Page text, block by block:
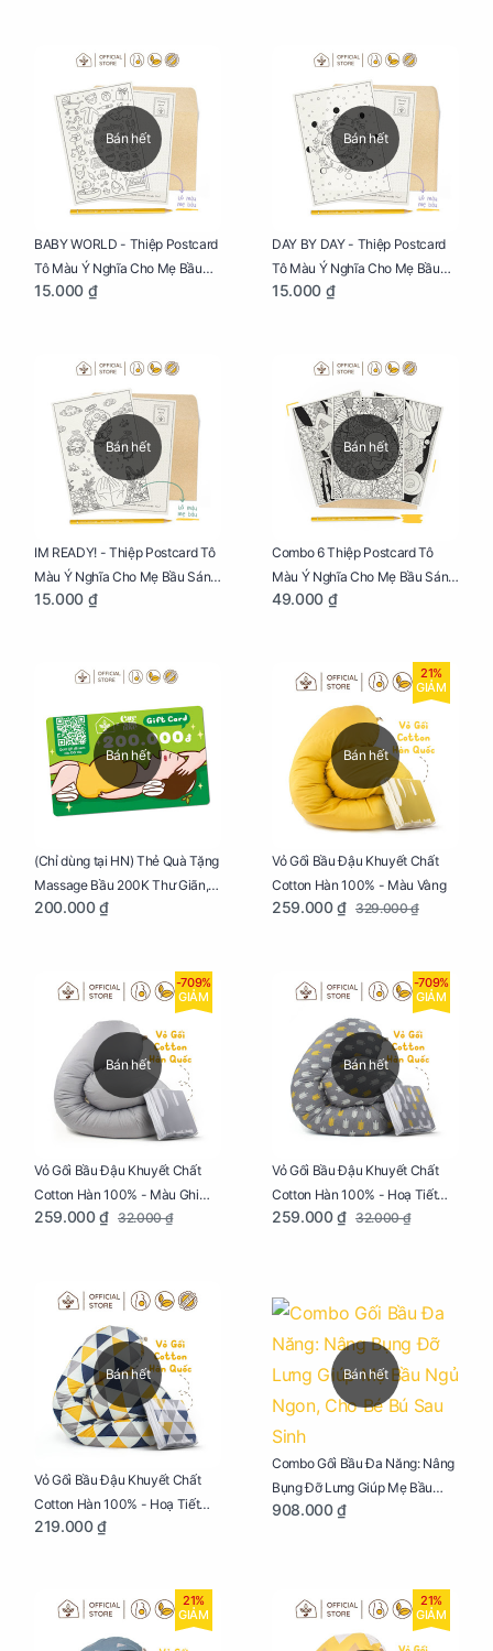
Bán hết
BABY WORLD - Thiệp Postcard
Tô Màu Ý Nghĩa Cho Mẹ Bầu
Sáng Tạo, Thư Giãn Và Hạnh
15.000 ₫
Bán hết
DAY BY DAY - Thiệp Postcard
Tô Màu Ý Nghĩa Cho Mẹ Bầu
Sáng Tạo, Thư Giãn Và Hạnh
15.000 ₫
Bán hết
IM READY! - Thiệp Postcard Tô
Màu Ý Nghĩa Cho Mẹ Bầu Sáng
Tạo, Thư Giãn Và Hạnh Phúc
15.000 ₫
Bán hết
Combo 6 Thiệp Postcard Tô
Màu Ý Nghĩa Cho Mẹ Bầu Sáng
Tạo, Thư Giãn Và Hạnh Phúc
49.000 ₫
Bán hết
(Chỉ dùng tại HN) Thẻ Quà Tặng
Massage Bầu 200K Thư Giãn,
Tăng Tuần Hoàn Máu, Ngủ
200.000 ₫
Bán hết
21%
GIẢM
Vỏ Gối Bầu Đậu Khuyết Chất
Cotton Hàn 100% - Màu Vàng
259.000 ₫ 329.000 ₫
Bán hết
-709%
GIẢM
Vỏ Gối Bầu Đậu Khuyết Chất
Cotton Hàn 100% - Màu Ghi
Xám
259.000 ₫ 32.000 ₫
Bán hết
-709%
GIẢM
Vỏ Gối Bầu Đậu Khuyết Chất
Cotton Hàn 100% - Hoạ Tiết
Xương Cá
259.000 ₫ 32.000 ₫
Bán hết
Vỏ Gối Bầu Đậu Khuyết Chất
Cotton Hàn 100% - Hoạ Tiết
Tam Giác
219.000 ₫
Bán hết
Combo Gối Bầu Đa Năng: Nâng
Bụng Đỡ Lưng Giúp Mẹ Bầu
Ngủ Ngon, Cho Bé Bú Sau Sinh
908.000 ₫
21%
GIẢM
21%
GIẢM